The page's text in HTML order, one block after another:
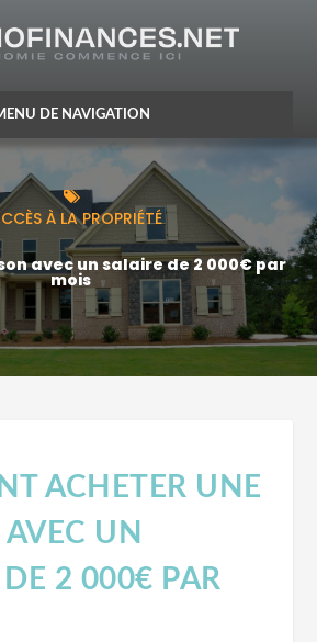
avec un salaire de 2 000€ par
mois
À LA PROPRIÉTÉ
ACHETER UNE
UN
2 000€ PAR